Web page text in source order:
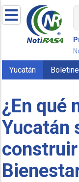
Yucatán
¿En qué
Yucatán
construir